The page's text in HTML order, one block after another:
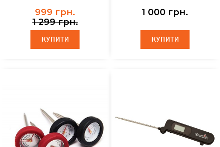
999 грн.
1 299 грн.
КУПИТИ
КУПИТИ
1 000 грн.
КУПИТИ
КУПИТИ